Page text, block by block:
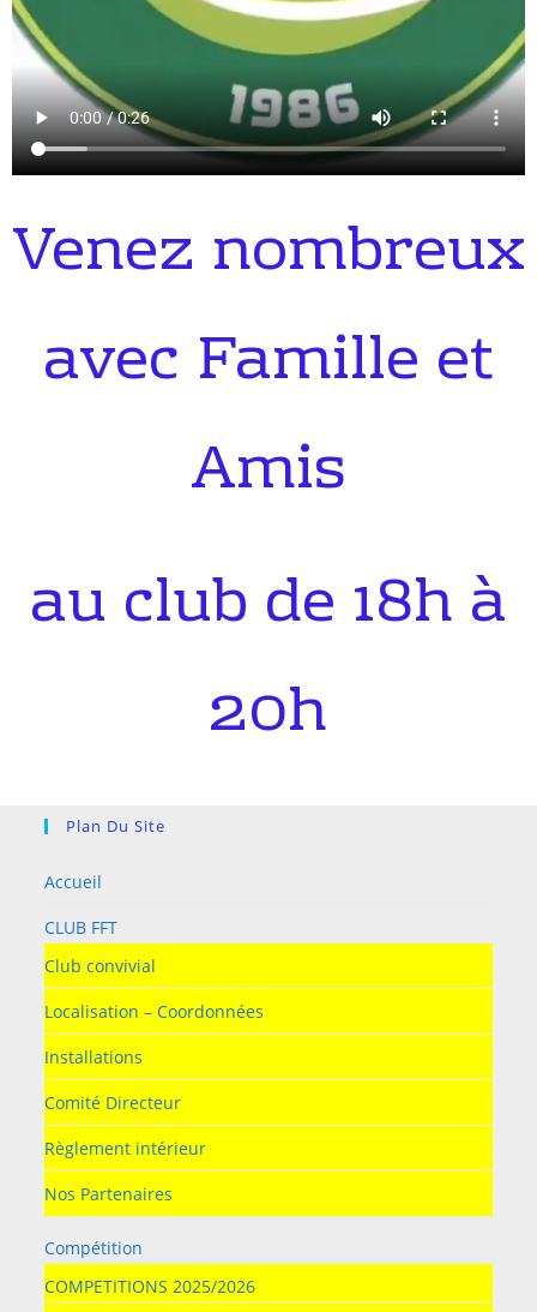
Venez nombreux
avec Famille et
Amis
au club de 18h à
20h
Plan Du Site
Accueil
CLUB FFT
Club convivial
Localisation – Coordonnées
Installations
Comité Directeur
Règlement intérieur
Nos Partenaires
Compétition
COMPETITIONS 2025/2026